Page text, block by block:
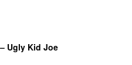
Ugly Kid Joe